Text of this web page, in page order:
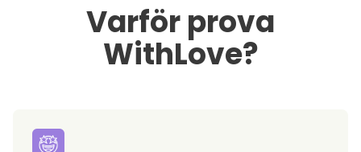
Varför prova
WithLove?